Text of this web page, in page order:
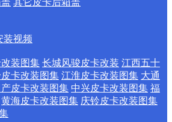
其它皮卡后箱盖
装视频
装图集 长城风骏皮卡改装 江西五十
卡改装图集 江淮皮卡改装图集 大通
产皮卡改装图集 中兴皮卡改装图集 福
黄海皮卡改装图集 庆铃皮卡改装图集